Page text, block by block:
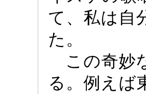
て、私は自
た。
この奇妙
る。例えば